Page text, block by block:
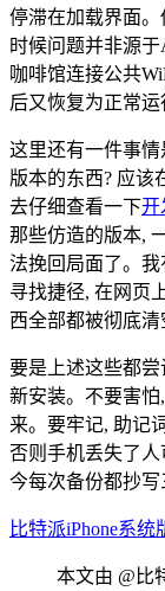
停滞在加载界面
时候问题并非源
咖啡馆连接公共
后又恢复为正常运
这里还有一件事
版本的东西? 应该
去仔细查看一下开
那些仿造的版本,
法挽回局面了。
寻找捷径, 在网页
西全部都被彻底清
要是上述这些都
新安装。不要害
来。要牢记, 助记
否则手机丢失了
今每次备份都抄写
比特派iPhone系统
本文由 @比